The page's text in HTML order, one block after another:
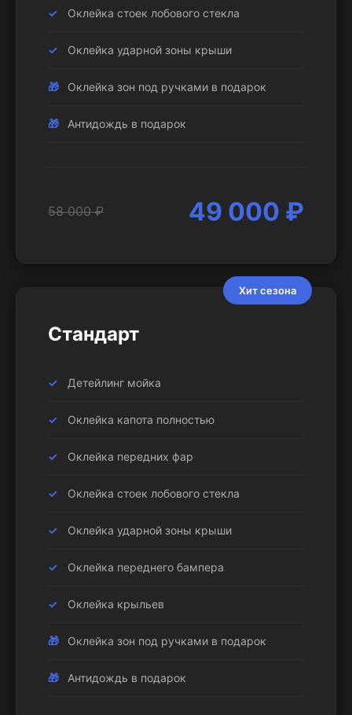
Оклейка стоек лобового стекла
Оклейка ударной зоны крыши
Оклейка зон под ручками в подарок
Антидождь в подарок
58 000 ₽ 49 000 ₽
Хит сезона
Стандарт
Детейлинг мойка
Оклейка капота полностью
Оклейка передних фар
Оклейка стоек лобового стекла
Оклейка ударной зоны крыши
Оклейка переднего бампера
Оклейка крыльев
Оклейка зон под ручками в подарок
Антидождь в подарок